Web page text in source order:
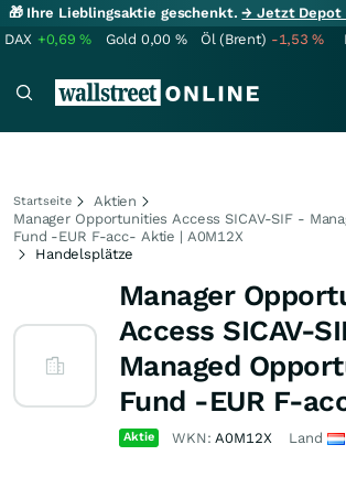
🎁 Ihre Lieblingsaktie geschenkt.→ Jetzt Depot
DAX +0,69% Gold 0,00 % Öl (Brent) -1,53%
Startseite
Aktien
Manager Opportunities Access SICAV-SIF -
Fund -EUR F-acc- Aktie | A0M12X
Handelsplätze
Manager
Access SICAV-
Managed
Fund -EUR F-
Aktie WKN:A0M12X Land